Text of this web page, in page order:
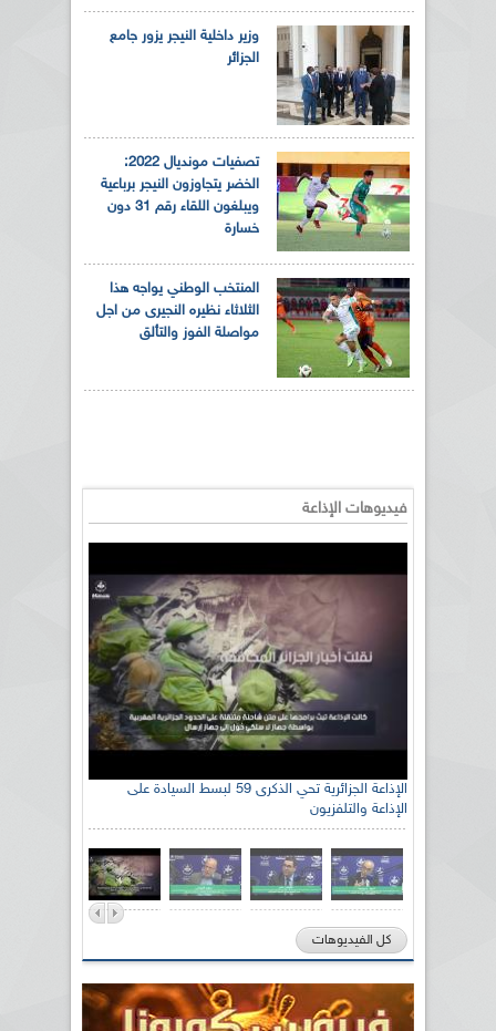
وزير داخلية النيجر يزور جامع
الجزائر
تصفيات مونديال 2022:
الخضر يتجاوزون النيجر برباعية
ويبلغون اللقاء رقم 31 دون
خسارة
المنتخب الوطني يواجه هذا
الثلاثاء نظيره النجيرى من اجل
مواصلة الفوز والتألق
فيديوهات الإذاعة
الإذاعة الجزائرية تحي الذكرى 59 لبسط السيادة على
الإذاعة والتلفزيون
كل الفيديوهات